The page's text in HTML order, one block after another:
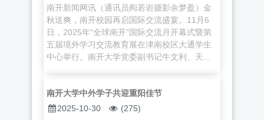
南开新闻网讯（通讯员阎若岩摄影余梦盈）金
秋送爽，南开校园再启国际交流盛宴。11月6
日，2025年“全球南开”国际交流月开幕式暨第
五届境外学习交流教育展在津南校区大通学生
中心举行。南开大学党委副书记牛文利、天...
南开大学中外学子共迎重阳佳节
2025-10-30
(275)